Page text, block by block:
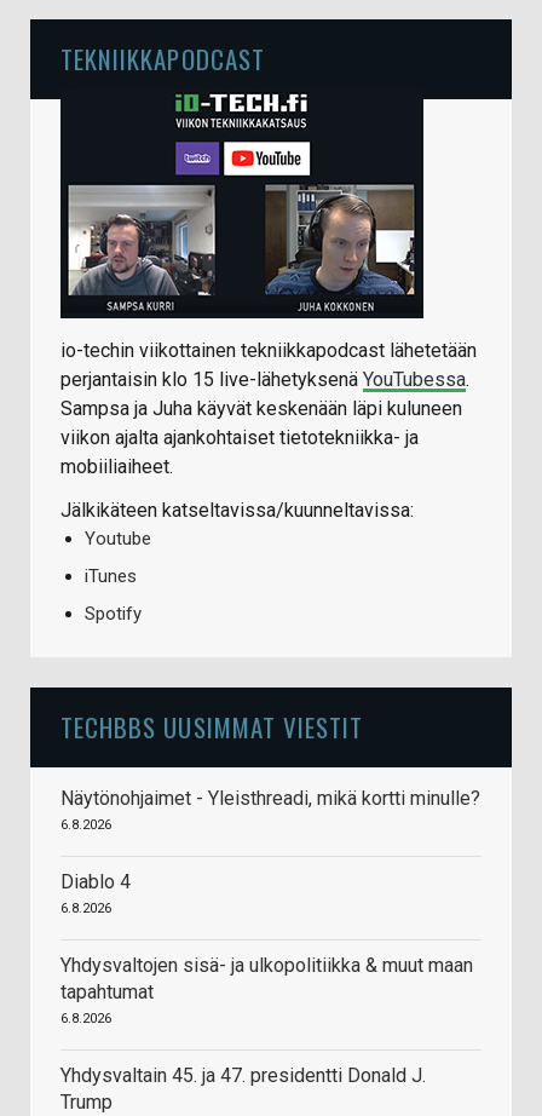
TEKNIIKKAPODCAST
io-techin viikottainen tekniikkapodcast lähetetään
perjantaisin klo 15 live-lähetyksenä YouTubessa.
Sampsa ja Juha käyvät keskenään läpi kuluneen
viikon ajalta ajankohtaiset tietotekniikka- ja
mobiiliaiheet.
Jälkikäteen katseltavissa/kuunneltavissa:
Youtube
iTunes
Spotify
TECHBBS UUSIMMAT VIESTIT
Näytönohjaimet - Yleisthreadi, mikä kortti minulle?
6.8.2026
Diablo 4
6.8.2026
Yhdysvaltojen sisä- ja ulkopolitiikka & muut maan
tapahtumat
6.8.2026
Yhdysvaltain 45. ja 47. presidentti Donald J.
Trump